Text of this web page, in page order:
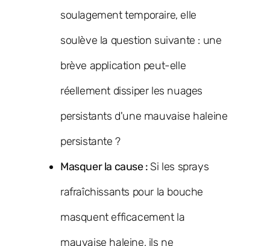
soulagement temporaire, elle
soulève la question suivante : une
brève application peut-elle
réellement dissiper les nuages
persistants d'une mauvaise haleine
persistante ?
Masquer la cause : Si les sprays
rafraîchissants pour la bouche
masquent efficacement la
mauvaise haleine, ils ne